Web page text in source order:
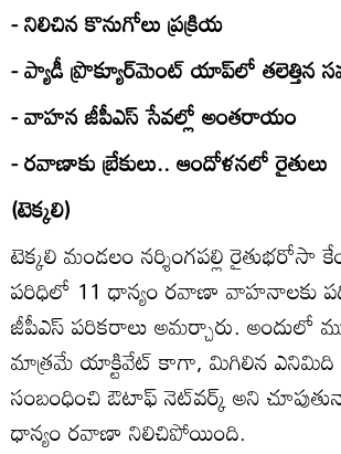
- నిలిచిన కొనుగోలు ప్రక్రియ
- ప్యాడీ ప్రొక్యూర్‌మెంట్‌ యాప్‌లో తలెత్తిన
- వాహన జీపీఎస్‌ సేవల్లో అంతరాయం
- రవాణాకు బ్రేకులు.. ఆందోళనలో రైతులు
(టెక్కలి)
టెక్కలి మండలం నర్శింగపల్లి రైతుభరోసా
పరిధిలో 11 ధాన్యం రవాణా వాహనాలకు
జీపీఎస్‌ పరికరాలు అమర్చారు. అందులో
మాత్రమే యాక్టివేట్‌ కాగా, మిగిలిన
సంబంధించి ఔటాఫ్‌ నెట్‌వర్క్‌ అని
ధాన్యం రవాణా నిలిచిపోయింది.